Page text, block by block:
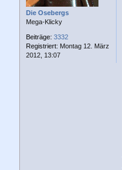
Die Osebergs
Mega-Klicky
Beiträge: 3332
Registriert: Montag 12. März
2012, 13:07